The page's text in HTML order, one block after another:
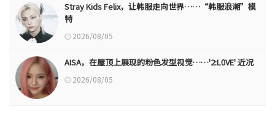
Stray Kids Felix，让韩服走向世界……“韩服浪潮”模
特
2026/08/05
AISA，在屋顶上展现的粉色发型视觉……'2:L0VE' 近况
2026/08/05